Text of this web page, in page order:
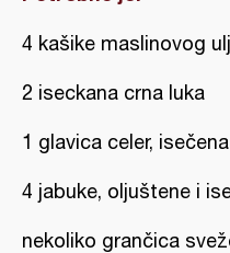
4 kašike maslinovog
2 iseckana crna luka
1 glavica celer, isečena
4 jabuke, oljuštene i
nekoliko grančica